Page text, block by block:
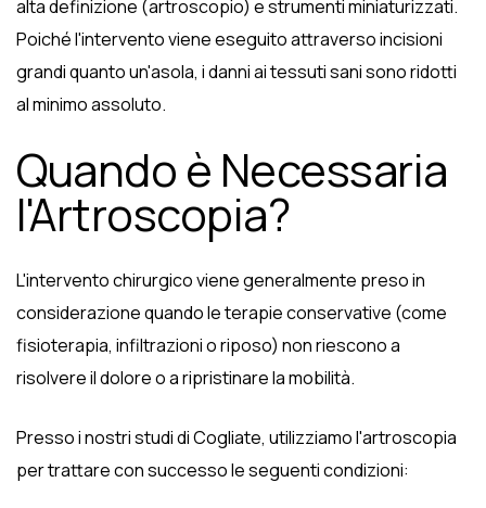
alta definizione (artroscopio) e strumenti miniaturizzati.
Poiché l'intervento viene eseguito attraverso incisioni
grandi quanto un'asola, i danni ai tessuti sani sono ridotti
al minimo assoluto.
Quando è Necessaria
l'Artroscopia?
L'intervento chirurgico viene generalmente preso in
considerazione quando le terapie conservative (come
fisioterapia, infiltrazioni o riposo) non riescono a
risolvere il dolore o a ripristinare la mobilità.
Presso i nostri studi di Cogliate, utilizziamo l'artroscopia
per trattare con successo le seguenti condizioni: